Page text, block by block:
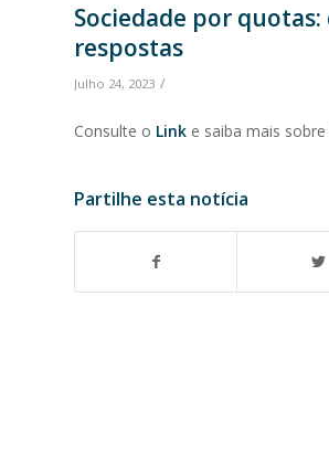
Sociedade por
respostas
Julho 24, 2023 /
Consulte o Link e saiba mais
Partilhe esta notícia